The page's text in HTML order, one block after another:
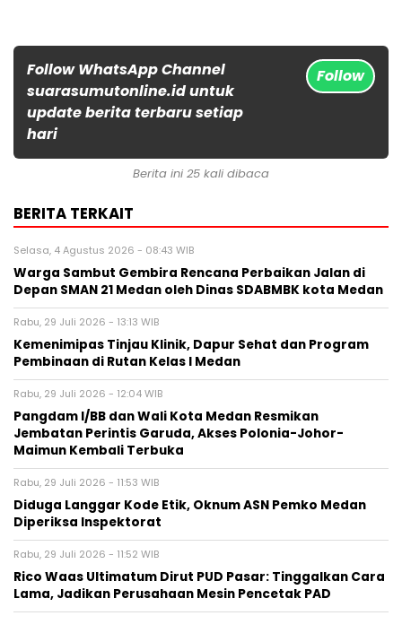
Follow WhatsApp Channel
suarasumutonline.id untuk
update berita terbaru setiap
hari
Follow
Berita ini 25 kali dibaca
BERITA TERKAIT
Selasa, 4 Agustus 2026 - 08:43 WIB
Warga Sambut Gembira Rencana Perbaikan Jalan di
Depan SMAN 21 Medan oleh Dinas SDABMBK kota Medan
Rabu, 29 Juli 2026 - 13:13 WIB
Kemenimipas Tinjau Klinik, Dapur Sehat dan Program
Pembinaan di Rutan Kelas I Medan
Rabu, 29 Juli 2026 - 12:04 WIB
Pangdam I/BB dan Wali Kota Medan Resmikan
Jembatan Perintis Garuda, Akses Polonia-Johor-
Maimun Kembali Terbuka
Rabu, 29 Juli 2026 - 11:53 WIB
Diduga Langgar Kode Etik, Oknum ASN Pemko Medan
Diperiksa Inspektorat
Rabu, 29 Juli 2026 - 11:52 WIB
Rico Waas Ultimatum Dirut PUD Pasar: Tinggalkan Cara
Lama, Jadikan Perusahaan Mesin Pencetak PAD